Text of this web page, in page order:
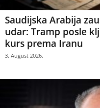
Saudijska Arabija
udar: Tramp posle
kurs prema Iranu
3. August 2026.